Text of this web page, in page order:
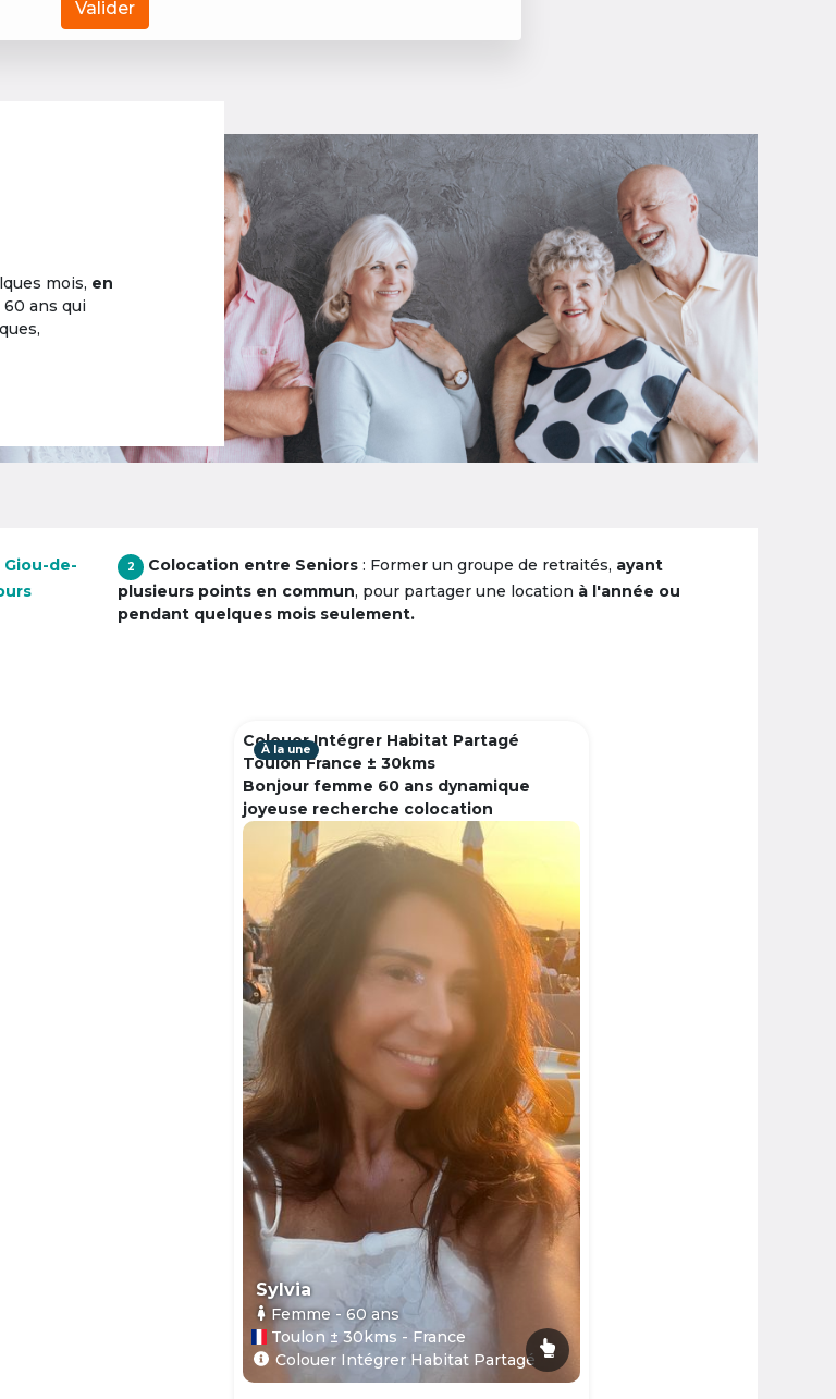
Valider
mois, en
60 ans qui
de-
2 Colocation entre Seniors : Former un groupe de retraités, ayant
plusieurs points en commun, pour partager une location à l'année ou
pendant quelques mois seulement.
Colouer Intégrer Habitat Partagé
Toulon France ± 30kms
Bonjour femme 60 ans dynamique
joyeuse recherche colocation
À la une
Sylvia
Femme - 60ans
Toulon ± 30kms - France
Colouer Intégrer Habitat Partagé